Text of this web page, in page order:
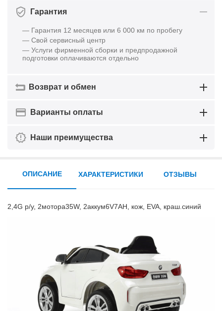
Гарантия
— Гарантия 12 месяцев или 6 000 км по пробегу
— Свой сервисный центр
— Услуги фирменной сборки и предпродажной
подготовки оплачиваются отдельно
Возврат и обмен
Варианты оплаты
Наши преимущества
ОПИСАНИЕ
2,4G р/у, 2мотора35W, 2аккум6V7AH, кож, EVA, краш.синий
ХАРАКТЕРИСТИКИ ОТЗЫВЫ